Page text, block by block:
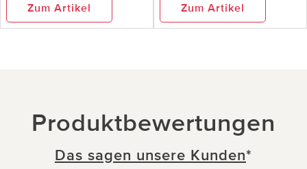
Zum Artikel Zum Artikel
Produktbewertungen
Das sagen unsere Kunden*